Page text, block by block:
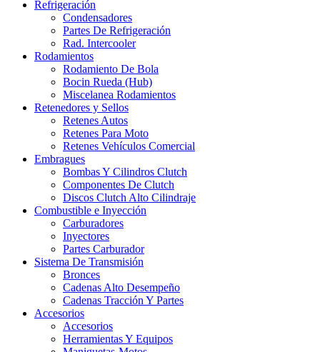
Refrigeración
Condensadores
Partes De Refrigeración
Rad. Intercooler
Rodamientos
Rodamiento De Bola
Bocin Rueda (Hub)
Miscelanea Rodamientos
Retenedores y Sellos
Retenes Autos
Retenes Para Moto
Retenes Vehículos Comercial
Embragues
Bombas Y Cilindros Clutch
Componentes De Clutch
Discos Clutch Alto Cilindraje
Combustible e Inyección
Carburadores
Inyectores
Partes Carburador
Sistema De Transmisión
Bronces
Cadenas Alto Desempeño
Cadenas Tracción Y Partes
Accesorios
Accesorios
Herramientas Y Equipos